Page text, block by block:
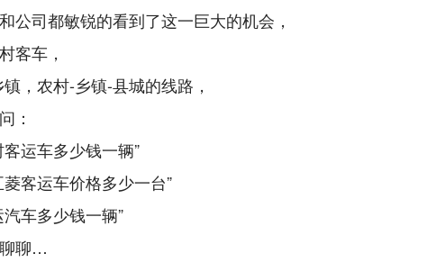
公司都敏锐的看到了这一巨大的机会，
客车，
，农村-乡镇-县城的线路，
：
运车多少钱一辆”
客运车价格多少一台”
车多少钱一辆”
聊…